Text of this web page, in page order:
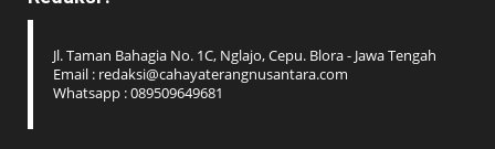
Jl. Taman Bahagia No. 1C, Nglajo, Cepu. Blora - Jawa Tengah
Email : redaksi@cahayaterangnusantara.com
Whatsapp : 089509649681